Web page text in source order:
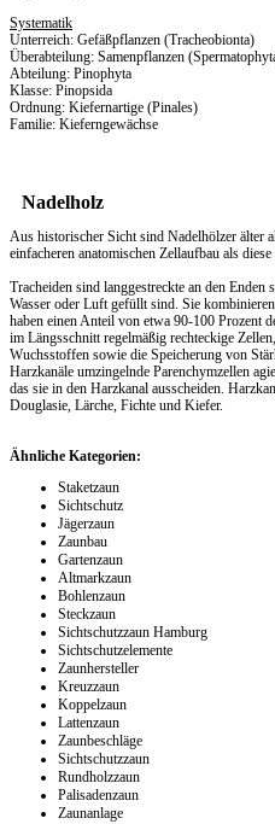
Systematik
Unterreich: Gefäßpflanzen (Tracheobionta)
Überabteilung: Samenpflanzen
Abteilung: Pinophyta
Klasse: Pinopsida
Ordnung: Kiefernartige (Pinales)
Familie: Kieferngewächse
Nadelholz
Aus historischer Sicht sind Nadelhölzer älter
einfacheren anatomischen Zellaufbau als
Tracheiden sind langgestreckte an den
Wasser oder Luft gefüllt sind. Sie
haben einen Anteil von etwa 90-100 Prozent
im Längsschnitt regelmäßig rechteckige
Wuchsstoffen sowie die Speicherung von
Harzkanäle umzingelnde Parenchymzellen
das sie in den Harzkanal ausscheiden.
Douglasie, Lärche, Fichte und Kiefer.
Ähnliche Kategorien:
Staketzaun
Sichtschutz
Jägerzaun
Zaunbau
Gartenzaun
Altmarkzaun
Bohlenzaun
Steckzaun
Sichtschutzzaun Hamburg
Sichtschutzelemente
Zaunhersteller
Kreuzzaun
Koppelzaun
Lattenzaun
Zaunbeschläge
Sichtschutzzaun
Rundholzzaun
Palisadenzaun
Zaunanlage